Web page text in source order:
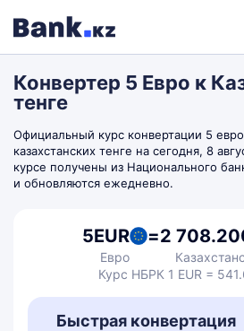
Конвертер 5 Евро к
тенге
Официальный курс конвертации 5
казахстанских тенге на сегодня, 8
курсе получены из Национального
и обновляются ежедневно.
5EUR
Евро
=2
Курс НБРК 1 EUR =
Быстрая конвертация